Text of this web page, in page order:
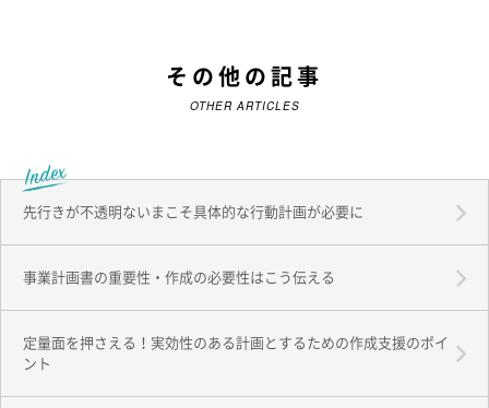
その他の記事
OTHER ARTICLES
先行きが不透明ないまこそ具体的な行動計画が必要に
事業計画書の重要性・作成の必要性はこう伝える
定量面を押さえる！実効性のある計画とするための作成支援のポイ
ント